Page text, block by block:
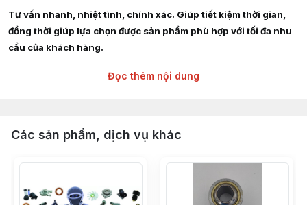
Tư vấn nhanh, nhiệt tình, chính xác. Giúp tiết kiệm thời gian,
đồng thời giúp lựa chọn được sản phẩm phù hợp với tối đa nhu
cầu của khách hàng.
Giao hàng siêu tốc nội thành HCM, Hà Nội, Bình Dương, Đồng
Phụ tùng, linh kiện, chi tiết kỹ thuật xe nâng hàng các hãng :
TOYOTA, TCM, MITSUBISHI, KOMAT'SU, HELI, HANGCHA,
YALE, SUMITOMO, EP, SHINKO, NISSAN, YANMAR, DAEWOO,
HYUNDAI, SAMSUNG, CLARK, HYSTER, NICHIYU, LINDE,
Đọc thêm nội dung
Các sản phẩm, dịch vụ khác